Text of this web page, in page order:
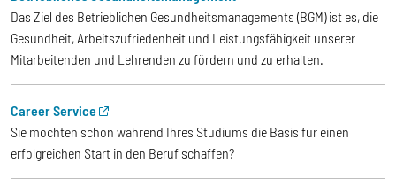
Das Ziel des Betrieblichen Gesundheitsmanagements (BGM) ist es, die
Gesundheit, Arbeitszufriedenheit und Leistungsfähigkeit unserer
Mitarbeitenden und Lehrenden zu fördern und zu erhalten.
Career Service
Sie möchten schon während Ihres Studiums die Basis für einen
erfolgreichen Start in den Beruf schaffen?